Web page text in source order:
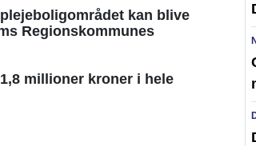
kan blive
Regionskommunes
millioner kroner i hele